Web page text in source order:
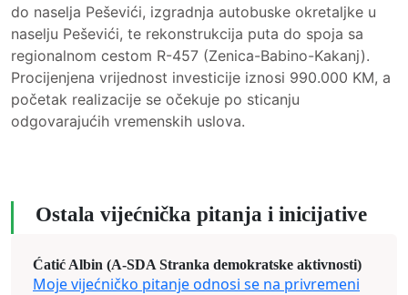
do naselja Peševići, izgradnja autobuske okretaljke u
naselju Peševići, te rekonstrukcija puta do spoja sa
regionalnom cestom R-457 (Zenica-Babino-Kakanj).
Procijenjena vrijednost investicije iznosi 990.000 KM, a
početak realizacije se očekuje po sticanju
odgovarajućih vremenskih uslova.
Ostala vijećnička pitanja i inicijative
Ćatić Albin (A-SDA Stranka demokratske aktivnosti)
Moje vijećničko pitanje odnosi se na privremeni